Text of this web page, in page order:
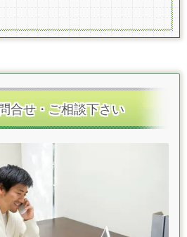
合せ・ご相談下さい